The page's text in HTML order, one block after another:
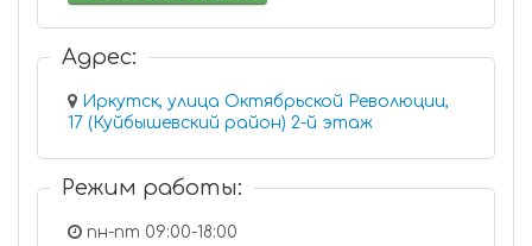
Адрес:
Иркутск, улица Октябрьской Революции,
17 (Куйбышевский район) 2-й этаж
Режим работы:
пн-пт 09:00-18:00